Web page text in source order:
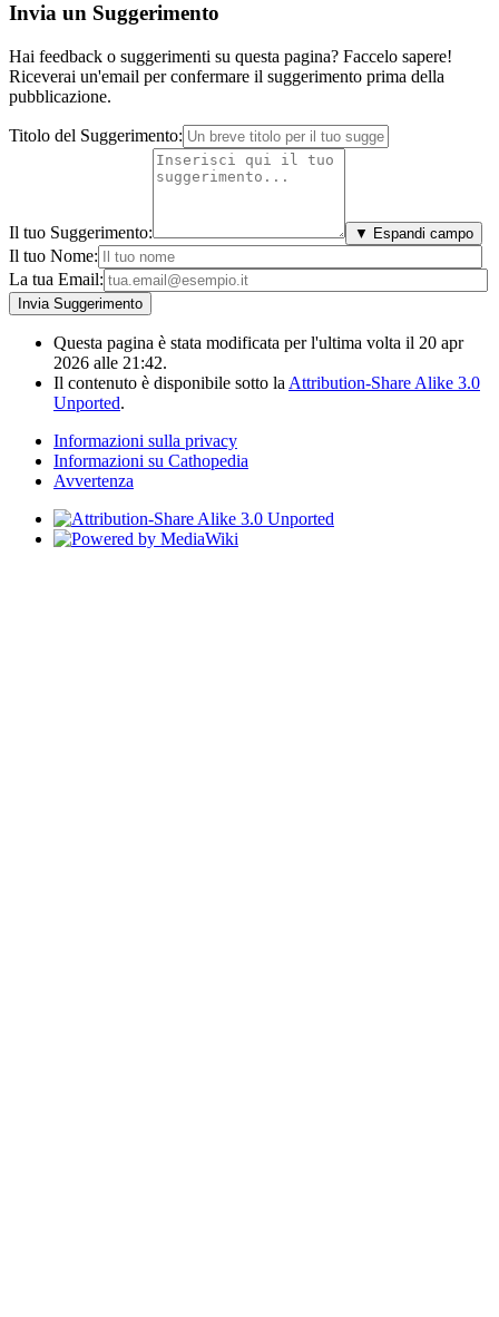
Invia un Suggerimento
Hai feedback o suggerimenti su questa pagina? Faccelo sapere!
Riceverai un'email per confermare il suggerimento prima della
pubblicazione.
Titolo del Suggerimento:
Il tuo Suggerimento: ▼ Espandi campo
Il tuo Nome:
La tua Email:
Questa pagina è stata modificata per l'ultima volta il 20 apr
2026 alle 21:42.
Il contenuto è disponibile sotto la Attribution-Share Alike 3.0
Unported.
Informazioni sulla privacy
Informazioni su Cathopedia
Avvertenza